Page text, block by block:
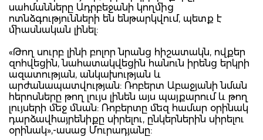
սահմանները Ադրբեջանի կողմից
ոտնձգությունների են ենթարկվում, պետք է
միասնական լինել:
«Թող սուրբ լինի բոլոր նրանց հիշատակն, ովքեր
զոհվեցին, նահատակվեցին հանուն իրենց երկրի
ազատության, անկախության և
արժանապատվության: Ռոբերտ Աբաջյանի նման
հերոսները թող լույս լինեն այս պայքարում և թող
լույսերի մեջ մնան: Ռոբերտը մեզ համար օրինակ
դարձավ`հայրենիքը սիրելու, ընկերներին սիրելու
օրինակ»,-ասաց Մուրադյանը: